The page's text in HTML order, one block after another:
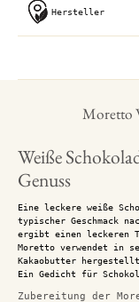
Hersteller
Moretto
Weiße
Genuss
Eine leckere weiße
typischer Geschmack
ergibt einen leckeren
Moretto verwendet in
Kakaobutter
Ein Gedicht für
Zubereitung der